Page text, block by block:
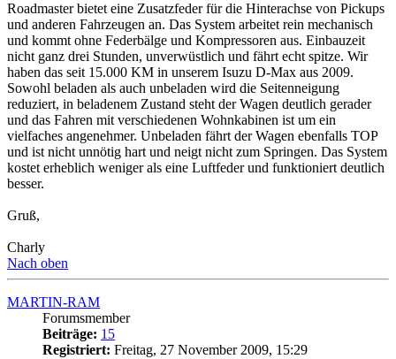
Roadmaster bietet eine Zusatzfeder für die Hinterachse von Pickups
und anderen Fahrzeugen an. Das System arbeitet rein mechanisch
und kommt ohne Federbälge und Kompressoren aus. Einbauzeit
nicht ganz drei Stunden, unverwüstlich und fährt echt spitze. Wir
haben das seit 15.000 KM in unserem Isuzu D-Max aus 2009.
Sowohl beladen als auch unbeladen wird die Seitenneigung
reduziert, in beladenem Zustand steht der Wagen deutlich gerader
und das Fahren mit verschiedenen Wohnkabinen ist um ein
vielfaches angenehmer. Unbeladen fährt der Wagen ebenfalls TOP
und ist nicht unnötig hart und neigt nicht zum Springen. Das System
kostet erheblich weniger als eine Luftfeder und funktioniert deutlich
besser.
Gruß,
Charly
Nach oben
MARTIN-RAM
Forumsmember
Beiträge: 15
Registriert: Freitag, 27 November 2009, 15:29